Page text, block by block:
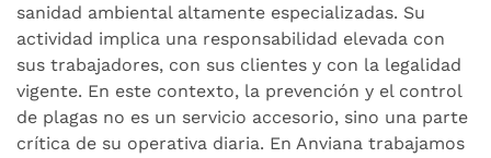
sanidad ambiental altamente especializadas. Su
actividad implica una responsabilidad elevada con
sus trabajadores, con sus clientes y con la legalidad
vigente. En este contexto, la prevención y el control
de plagas no es un servicio accesorio, sino una parte
crítica de su operativa diaria. En Anviana trabajamos